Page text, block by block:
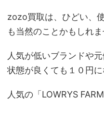
zozo買取は、ひどい、
も当然のことかもしれま
人気が低いブランドや
状態が良くても１０円に
人気の「LOWRYS